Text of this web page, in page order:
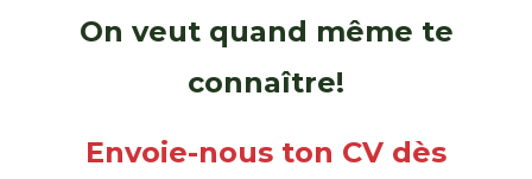
On veut quand même te
connaître!
Envoie-nous ton CV dès